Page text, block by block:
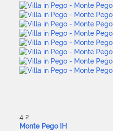
4 2
Monte Pego IH